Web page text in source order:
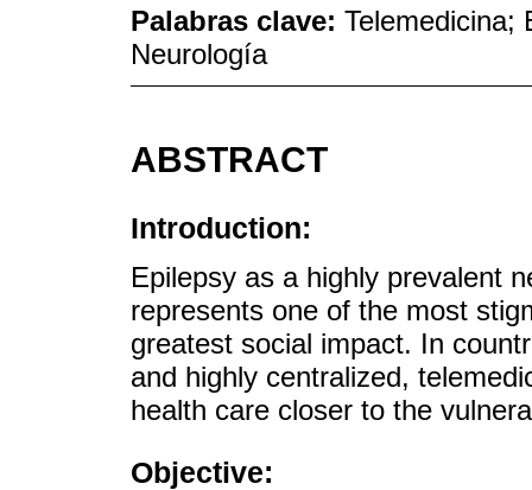
Palabras clave: Telemedicina;
Neurología
ABSTRACT
Introduction:
Epilepsy as a highly prevalent
represents one of the most
greatest social impact. In
and highly centralized,
health care closer to the
Objective: